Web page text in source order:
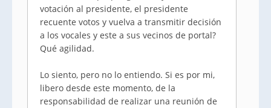
votación al presidente, el presidente
recuente votos y vuelva a transmitir decisión
a los vocales y este a sus vecinos de portal?
Qué agilidad.
Lo siento, pero no lo entiendo. Si es por mi,
libero desde este momento, de la
responsabilidad de realizar una reunión de